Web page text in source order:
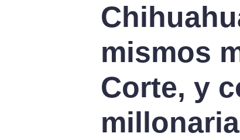
mismos
Corte, y
millonaria